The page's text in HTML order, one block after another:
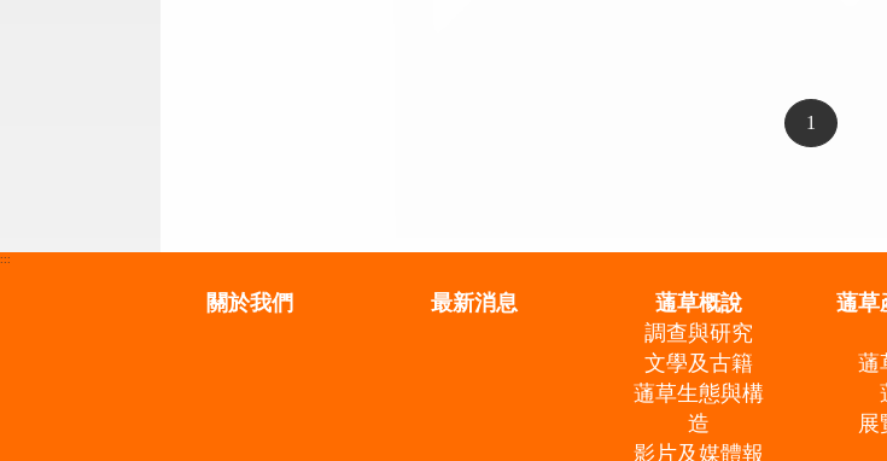
1
:::
關於我們 最新消息
蓪草概說
調查與研究
文學及古籍
蓪草生態與構
造
影片及媒體報
蓪草
蓪
展